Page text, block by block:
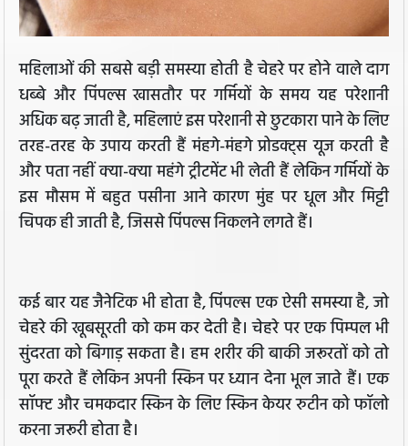
महिलाओं की सबसे बड़ी समस्या होती है चेहरे पर होने वाले दाग
धब्बे और पिंपल्स खासतौर पर गर्मियों के समय यह परेशानी
अधिक बढ़ जाती है, महिलाएं इस परेशानी से छुटकारा पाने के लिए
तरह-तरह के उपाय करती हैं मंहगे-मंहगे प्रोडक्ट्स यूज करती है
और पता नहीं क्या-क्या महंगे ट्रीटमेंट भी लेती हैं लेकिन गर्मियों के
इस मौसम में बहुत पसीना आने कारण मुंह पर धूल और मिट्टी
चिपक ही जाती है, जिससे पिंपल्स निकलने लगते हैं।
कई बार यह जैनेटिक भी होता है, पिंपल्‍स एक ऐसी समस्‍या है, जो
चेहरे की खूबसूरती को कम कर देती है। चेहरे पर एक पिम्पल भी
सुंदरता को बिगाड़ सकता है। हम शरीर की बाकी जरूरतों को तो
पूरा करते हैं लेकिन अपनी स्किन पर ध्यान देना भूल जाते हैं। एक
सॉफ्ट और चमकदार स्किन के लिए स्किन केयर रुटीन को फॉलो
करना जरूरी होता है।